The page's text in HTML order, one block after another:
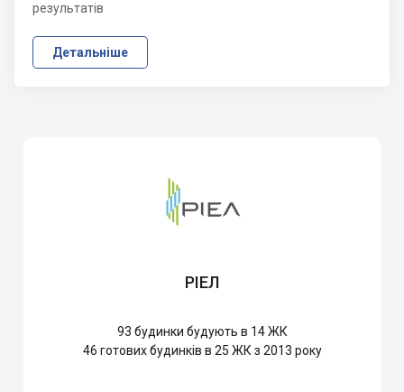
результатів
Детальніше
РІЕЛ
93 будинки будують в 14 ЖК
46 готових будинків в 25 ЖК з 2013 року